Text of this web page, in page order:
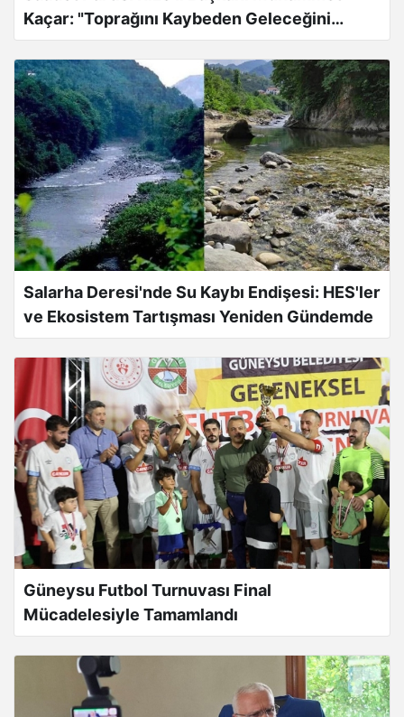
Kaçar: "Toprağını Kaybeden Geleceğini
Kaybeder"
Salarha Deresi'nde Su Kaybı Endişesi: HES'ler
ve Ekosistem Tartışması Yeniden Gündemde
Güneysu Futbol Turnuvası Final
Mücadelesiyle Tamamlandı